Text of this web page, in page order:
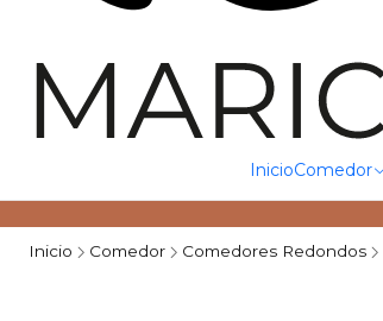
InicioComedor
Inicio Comedor Comedores Redondos